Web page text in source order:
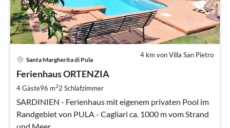
4 km von Villa San Pietro
Santa Margherita di Pula
Ferienhaus ORTENZIA
4 Gäste96 m22 Schlafzimmer
SARDINIEN - Ferienhaus mit eigenem privaten Pool im
Randgebiet von PULA - Cagliari ca. 1000 m vom Strand